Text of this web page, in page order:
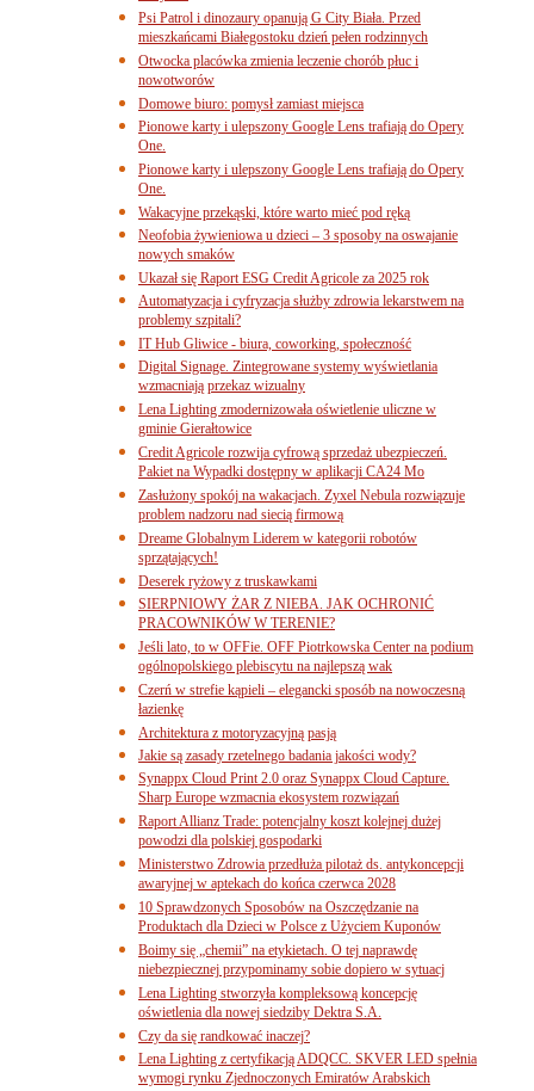
Psi Patrol i dinozaury opanują G City Biała. Przed
mieszkańcami Białegostoku dzień pełen rodzinnych
Otwocka placówka zmienia leczenie chorób płuc i
nowotworów
Domowe biuro: pomysł zamiast miejsca
Pionowe karty i ulepszony Google Lens trafiają do Opery
One.
Pionowe karty i ulepszony Google Lens trafiają do Opery
One.
Wakacyjne przekąski, które warto mieć pod ręką
Neofobia żywieniowa u dzieci – 3 sposoby na oswajanie
nowych smaków
Ukazał się Raport ESG Credit Agricole za 2025 rok
Automatyzacja i cyfryzacja służby zdrowia lekarstwem na
problemy szpitali?
IT Hub Gliwice - biura, coworking, społeczność
Digital Signage. Zintegrowane systemy wyświetlania
wzmacniają przekaz wizualny
Lena Lighting zmodernizowała oświetlenie uliczne w
gminie Gierałtowice
Credit Agricole rozwija cyfrową sprzedaż ubezpieczeń.
Pakiet na Wypadki dostępny w aplikacji CA24 Mo
Zasłużony spokój na wakacjach. Zyxel Nebula rozwiązuje
problem nadzoru nad siecią firmową
Dreame Globalnym Liderem w kategorii robotów
sprzątających!
Deserek ryżowy z truskawkami
SIERPNIOWY ŻAR Z NIEBA. JAK OCHRONIĆ
PRACOWNIKÓW W TERENIE?
Jeśli lato, to w OFFie. OFF Piotrkowska Center na podium
ogólnopolskiego plebiscytu na najlepszą wak
Czerń w strefie kąpieli – elegancki sposób na nowoczesną
łazienkę
Architektura z motoryzacyjną pasją
Jakie są zasady rzetelnego badania jakości wody?
Synappx Cloud Print 2.0 oraz Synappx Cloud Capture.
Sharp Europe wzmacnia ekosystem rozwiązań
Raport Allianz Trade: potencjalny koszt kolejnej dużej
powodzi dla polskiej gospodarki
Ministerstwo Zdrowia przedłuża pilotaż ds. antykoncepcji
awaryjnej w aptekach do końca czerwca 2028
10 Sprawdzonych Sposobów na Oszczędzanie na
Produktach dla Dzieci w Polsce z Użyciem Kuponów
Boimy się „chemii” na etykietach. O tej naprawdę
niebezpiecznej przypominamy sobie dopiero w sytuacj
Lena Lighting stworzyła kompleksową koncepcję
oświetlenia dla nowej siedziby Dektra S.A.
Czy da się randkować inaczej?
Lena Lighting z certyfikacją ADQCC. SKVER LED spełnia
wymogi rynku Zjednoczonych Emiratów Arabskich